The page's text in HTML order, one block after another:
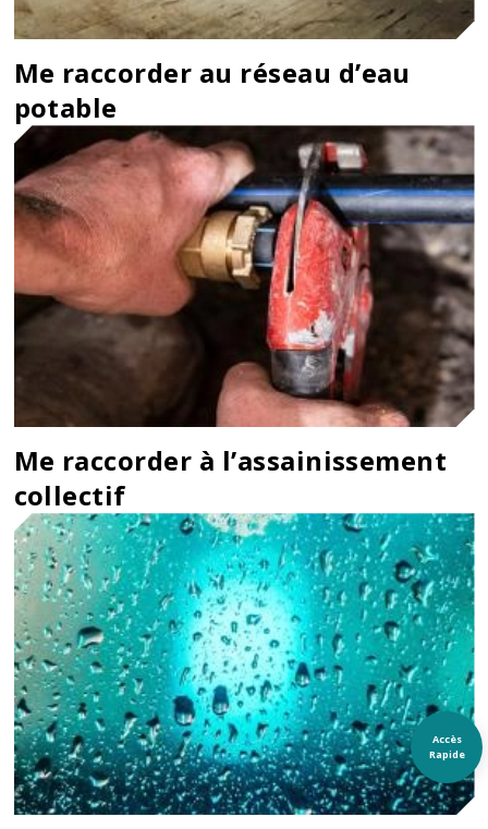
Accès
Rapide
Me raccorder au réseau d’eau
potable
Me raccorder à l’assainissement
collectif